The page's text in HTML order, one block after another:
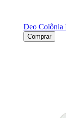
Deo Colônia
Comprar